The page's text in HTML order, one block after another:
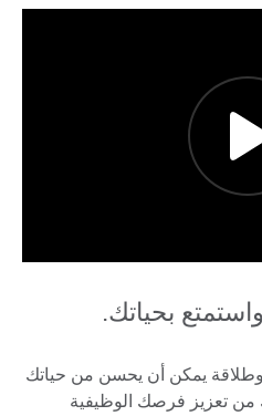
بحياتك.
وطلاقة يمكن أن يحسن من حياتك
تعزيز فرصك الوظيفية